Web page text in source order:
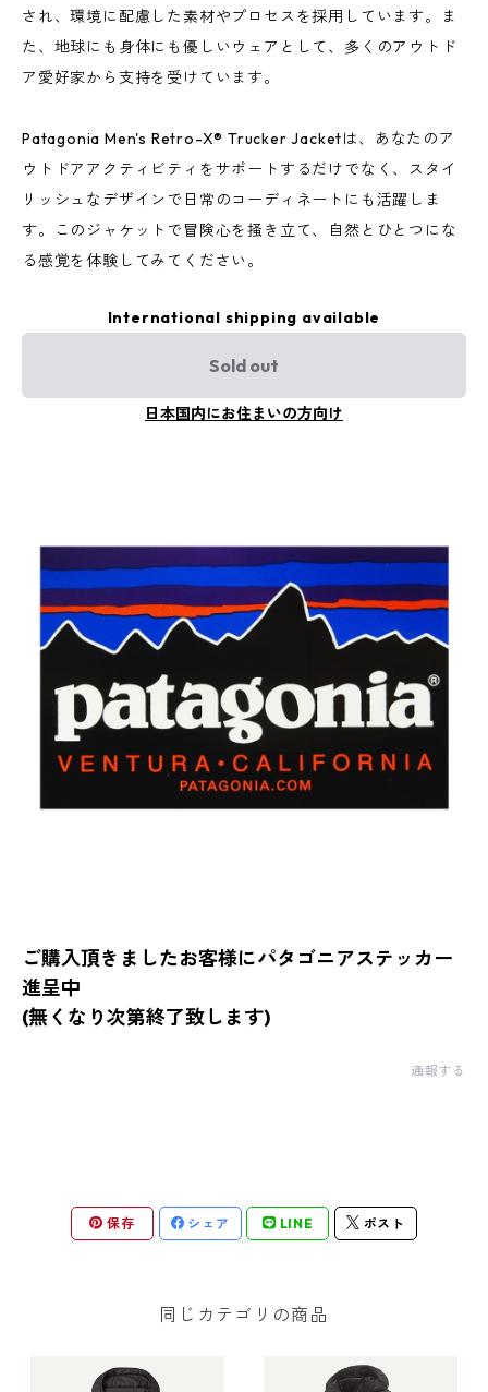
され、環境に配慮した素材やプロセスを採用しています。ま
た、地球にも身体にも優しいウェアとして、多くのアウトド
ア愛好家から支持を受けています。
Patagonia Men's Retro-X® Trucker Jacketは、あなたのア
ウトドアアクティビティをサポートするだけでなく、スタイ
リッシュなデザインで日常のコーディネートにも活躍しま
す。このジャケットで冒険心を掻き立て、自然とひとつにな
る感覚を体験してみてください。
International shipping available
Sold out
日本国内にお住まいの方向け
ご購入頂きましたお客様にパタゴニアステッカー
進呈中
(無くなり次第終了致します)
通報する
保存 シェア LINE ポスト
同じカテゴリの商品